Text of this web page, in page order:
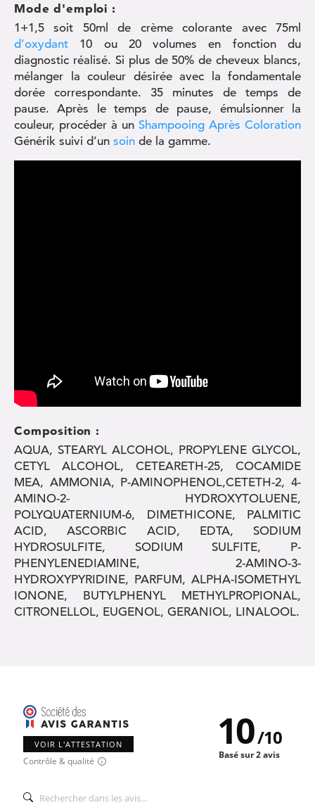
Mode d'emploi :
1+1,5 soit 50ml de crème colorante avec 75ml
d’oxydant 10 ou 20 volumes en fonction du
diagnostic réalisé. Si plus de 50% de cheveux blancs,
mélanger la couleur désirée avec la fondamentale
dorée correspondante. 35 minutes de temps de
pause. Après le temps de pause, émulsionner la
couleur, procéder à un Shampooing Après Coloration
Générik suivi d’un soin de la gamme.
Composition :
AQUA, STEARYL ALCOHOL, PROPYLENE GLYCOL,
CETYL ALCOHOL, CETEARETH-25, COCAMIDE
MEA, AMMONIA, P-AMINOPHENOL,CETETH-2, 4-
AMINO-2- HYDROXYTOLUENE,
POLYQUATERNIUM-6, DIMETHICONE, PALMITIC
ACID, ASCORBIC ACID, EDTA, SODIUM
HYDROSULFITE, SODIUM SULFITE, P-
PHENYLENEDIAMINE, 2-AMINO-3-
HYDROXYPYRIDINE, PARFUM, ALPHA-ISOMETHYL
IONONE, BUTYLPHENYL METHYLPROPIONAL,
CITRONELLOL, EUGENOL, GERANIOL, LINALOOL.
VOIR L'ATTESTATION
Contrôle & qualité
10/10
Basé sur 2 avis